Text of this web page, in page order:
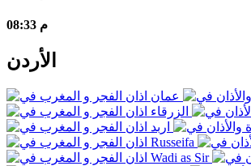
08:33 م
الأردن
Russeifa
Wadi as Sir